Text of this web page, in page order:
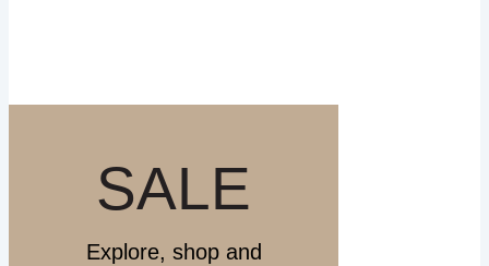
SALE
Explore, shop and